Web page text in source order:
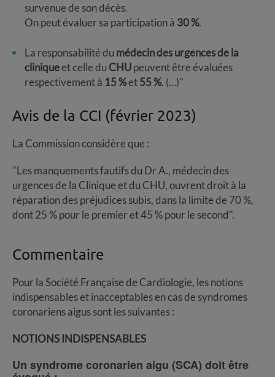
survenue de son décès.
On peut évaluer sa participation à 30 %.
La responsabilité du médecin des urgences de la
cliniqueet celle du CHUpeuvent être évaluées
respectivement à 15 %et55 %. (…)"
Avis de la CCI (février 2023)
La Commission considère que :
"Les manquements fautifs du Dr A., médecin des
urgences de la Clinique et du CHU, ouvrent droit à la
réparation des préjudices subis, dans la limite de 70 %,
dont 25 % pour le premier et 45 % pour le second".
Commentaire
Pour la Société Française de Cardiologie, les notions
indispensables et inacceptables en cas de syndromes
coronariens aigus sont les suivantes :
NOTIONS INDISPENSABLES
Un syndrome coronarien aigu (SCA) doit être